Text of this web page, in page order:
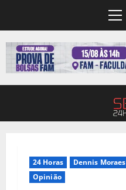
24 Horas
Dennis Moraes
Opinião